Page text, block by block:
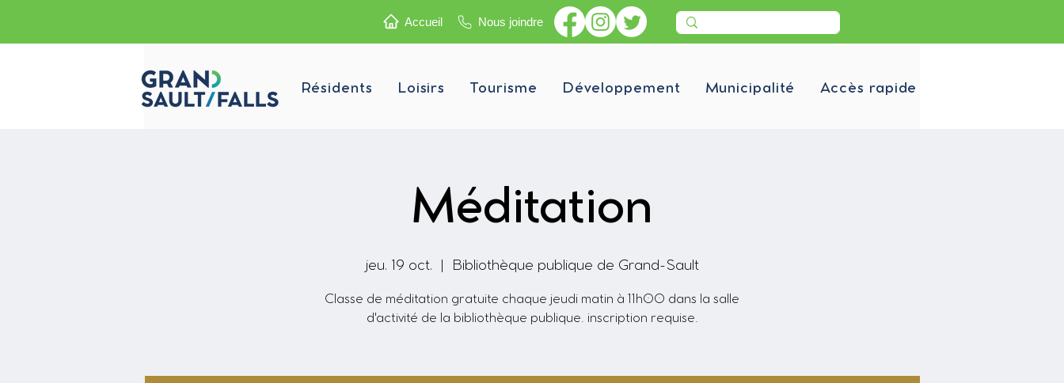
Accueil Nous joindre
Résidents Loisirs Tourisme Développement Municipalité Accès rapide
Méditation
jeu. 19 oct. Bibliothèque publique de Grand-Sault
Classe de méditation gratuite chaque jeudi matin à 11h00 dans la salle
d'activité de la bibliothèque publique. inscription requise.